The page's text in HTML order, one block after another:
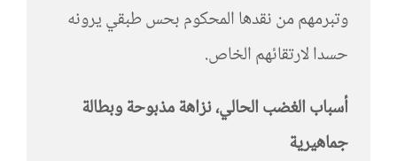
وتبرمهم من نقدها المحكوم بحس طبقي يرونه
حسدا لارتقائهم الخاص.
أسباب الغضب الحالي، نزاهة مذبوحة وبطالة
جماهيرية